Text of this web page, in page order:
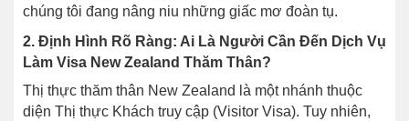
chúng tôi đang nâng niu những giấc mơ đoàn tụ.
2. Định Hình Rõ Ràng: Ai Là Người Cần Đến Dịch Vụ
Làm Visa New Zealand Thăm Thân?
Thị thực thăm thân New Zealand là một nhánh thuộc
diện Thị thực Khách truy cập (Visitor Visa). Tuy nhiên,